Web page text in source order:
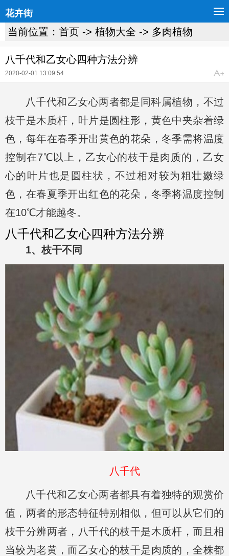
花卉街
当前位置： 首页 -> 植物大全 -> 多肉植物
八千代和乙女心四种方法分辨
2020-02-01 13:09:54
八千代和乙女心两者都是同科属植物，不过
枝干是木质杆，叶片是圆柱形，黄色中夹杂着绿
色，每年在春季开出黄色的花朵，冬季需将温度
控制在7℃以上，乙女心的枝干是肉质的，乙女
心的叶片也是圆柱状，不过相对较为粗壮嫩绿
色，在春夏季开出红色的花朵，冬季将温度控制
在10℃才能越冬。
八千代和乙女心四种方法分辨
1、枝干不同
八千代
八千代和乙女心两者都具有着独特的观赏价
值，两者的形态特征特别相似，但可以从它们的
枝干分辨两者，八千代的枝干是木质杆，而且相
当较为老黄，而乙女心的枝干是肉质的，全株都